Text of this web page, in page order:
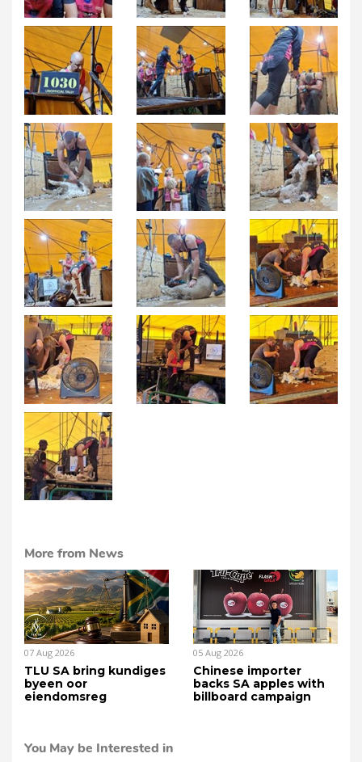
More from News
07 Aug 2026
TLU SA bring kundiges
byeen oor
eiendomsreg
05 Aug 2026
Chinese importer
backs SA apples with
billboard campaign
You May be Interested in